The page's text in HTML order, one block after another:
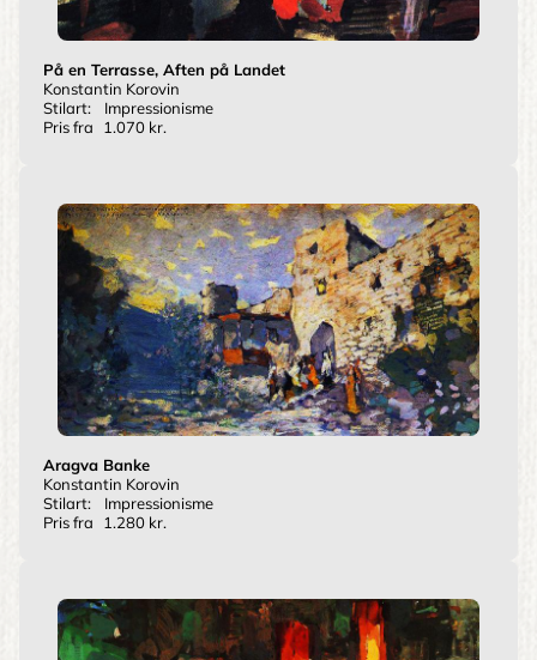
På en Terrasse, Aften på Landet
Konstantin Korovin
Stilart:
Impressionisme
Pris fra
1.070 kr.
Aragva Banke
Konstantin Korovin
Stilart:
Impressionisme
Pris fra
1.280 kr.